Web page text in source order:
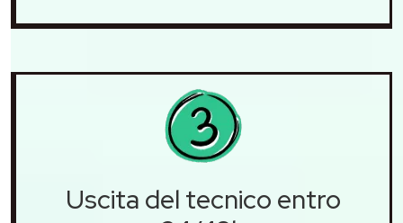
Uscita del tecnico entro